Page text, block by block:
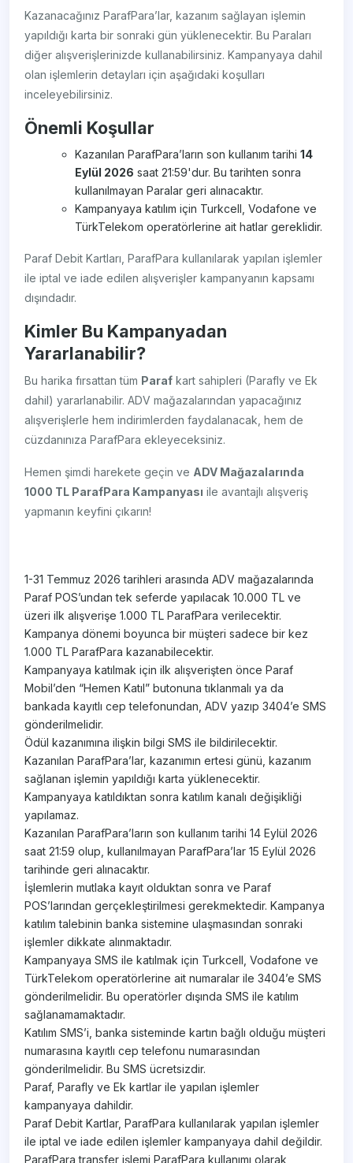
Kazanacağınız ParafPara’lar, kazanım sağlayan işlemin
yapıldığı karta bir sonraki gün yüklenecektir. Bu Paraları
diğer alışverişlerinizde kullanabilirsiniz. Kampanyaya dahil
olan işlemlerin detayları için aşağıdaki koşulları
inceleyebilirsiniz.
Önemli Koşullar
Kazanılan ParafPara’ların son kullanım tarihi14
Eylül 2026 saat 21:59'dur. Bu tarihten sonra
kullanılmayan Paralar geri alınacaktır.
Kampanyaya katılım için Turkcell, Vodafone ve
TürkTelekom operatörlerine ait hatlar gereklidir.
Paraf Debit Kartları, ParafPara kullanılarak yapılan işlemler
ile iptal ve iade edilen alışverişler kampanyanın kapsamı
dışındadır.
Kimler Bu Kampanyadan
Yararlanabilir?
Bu harika fırsattan tüm Paraf kart sahipleri (Parafly ve Ek
dahil) yararlanabilir. ADV mağazalarından yapacağınız
alışverişlerle hem indirimlerden faydalanacak, hem de
cüzdanınıza ParafPara ekleyeceksiniz.
Hemen şimdi harekete geçin ve ADV Mağazalarında
1000 TL ParafPara Kampanyası ile avantajlı alışveriş
yapmanın keyfini çıkarın!
1-31 Temmuz 2026 tarihleri arasında ADV mağazalarında
Paraf POS’undan tek seferde yapılacak 10.000 TL ve
üzeri ilk alışverişe 1.000 TL ParafPara verilecektir.
Kampanya dönemi boyunca bir müşteri sadece bir kez
1.000 TL ParafPara kazanabilecektir.
Kampanyaya katılmak için ilk alışverişten önce Paraf
Mobil’den “Hemen Katıl” butonuna tıklanmalı ya da
bankada kayıtlı cep telefonundan, ADV yazıp 3404’e SMS
gönderilmelidir.
Ödül kazanımına ilişkin bilgi SMS ile bildirilecektir.
Kazanılan ParafPara’lar, kazanımın ertesi günü, kazanım
sağlanan işlemin yapıldığı karta yüklenecektir.
Kampanyaya katıldıktan sonra katılım kanalı değişikliği
yapılamaz.
Kazanılan ParafPara’ların son kullanım tarihi 14 Eylül 2026
saat 21:59 olup, kullanılmayan ParafPara’lar 15 Eylül 2026
tarihinde geri alınacaktır.
İşlemlerin mutlaka kayıt olduktan sonra ve Paraf
POS’larından gerçekleştirilmesi gerekmektedir. Kampanya
katılım talebinin banka sistemine ulaşmasından sonraki
işlemler dikkate alınmaktadır.
Kampanyaya SMS ile katılmak için Turkcell, Vodafone ve
TürkTelekom operatörlerine ait numaralar ile 3404’e SMS
gönderilmelidir. Bu operatörler dışında SMS ile katılım
sağlanamamaktadır.
Katılım SMS’i, banka sisteminde kartın bağlı olduğu müşteri
numarasına kayıtlı cep telefonu numarasından
gönderilmelidir. Bu SMS ücretsizdir.
Paraf, Parafly ve Ek kartlar ile yapılan işlemler
kampanyaya dahildir.
Paraf Debit Kartlar, ParafPara kullanılarak yapılan işlemler
ile iptal ve iade edilen işlemler kampanyaya dahil değildir.
ParafPara transfer işlemi ParafPara kullanımı olarak